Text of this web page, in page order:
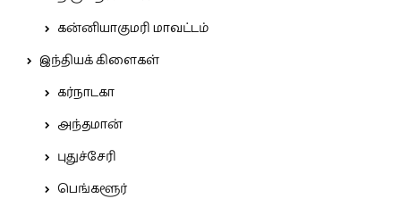
கன்னியாகுமரி மாவட்டம்
இந்தியக் கிளைகள்
கர்நாடகா
அந்தமான்
புதுச்சேரி
பெங்களூர்